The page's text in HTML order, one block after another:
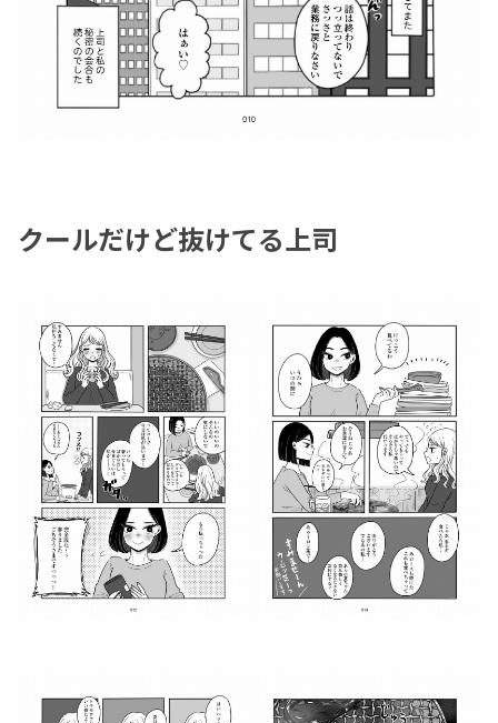
クールだけど抜けてる上司